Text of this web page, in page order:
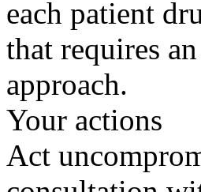
each patient
that requires
approach.
Your actions
Act